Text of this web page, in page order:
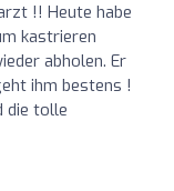
!! Heute habe
kastrieren
abholen. Er
ihm bestens !
die tolle